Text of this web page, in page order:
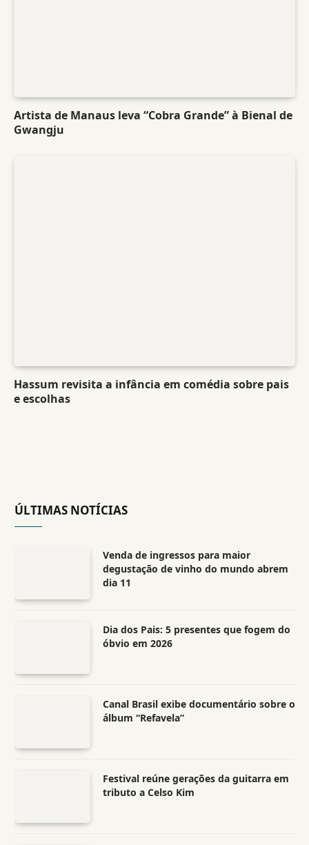
Artista de Manaus leva “Cobra Grande” à Bienal de
Gwangju
Hassum revisita a infância em comédia sobre pais
e escolhas
ÚLTIMAS NOTÍCIAS
Venda de ingressos para maior
degustação de vinho do mundo abrem
dia 11
Dia dos Pais: 5 presentes que fogem do
óbvio em 2026
Canal Brasil exibe documentário sobre o
álbum “Refavela”
Festival reúne gerações da guitarra em
tributo a Celso Kim